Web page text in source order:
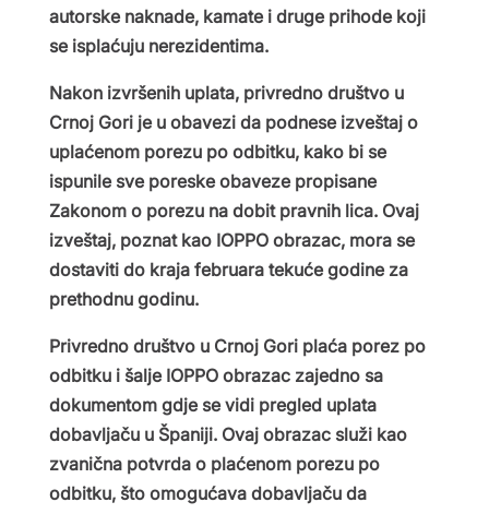
autorske naknade, kamate i druge prihode koji
se isplaćuju nerezidentima.
Nakon izvršenih uplata, privredno društvo u
Crnoj Gori je u obavezi da podnese izveštaj o
uplaćenom porezu po odbitku, kako bi se
ispunile sve poreske obaveze propisane
Zakonom o porezu na dobit pravnih lica. Ovaj
izveštaj, poznat kao IOPPO obrazac, mora se
dostaviti do kraja februara tekuće godine za
prethodnu godinu.
Privredno društvo u Crnoj Gori plaća porez po
odbitku i šalje IOPPO obrazac zajedno sa
dokumentom gdje se vidi pregled uplata
dobavljaču u Španiji. Ovaj obrazac služi kao
zvanična potvrda o plaćenom porezu po
odbitku, što omogućava dobavljaču da